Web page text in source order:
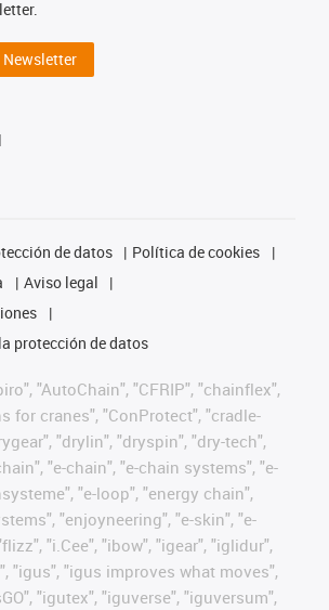
de datos
Política de cookies
Aviso legal
protección de datos
"AutoChain", "CFRIP", "chainflex",
for cranes", "ConProtect", "cradle-
"drylin", "dryspin", "dry-tech",
"e-chain", "e-chain systems", "e-
"e-loop", "energy chain",
"enjoyneering", "e-skin", "e-
"i.Cee", "ibow", "igear", "iglidur",
"igus", "igus improves what moves",
"igutex", "iguverse", "iguversum",